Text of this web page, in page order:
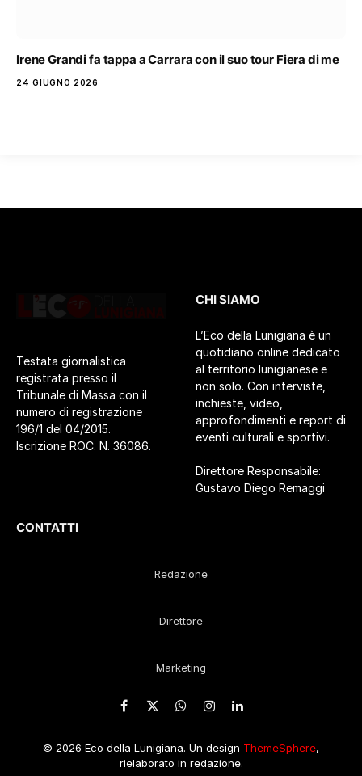
Irene Grandi fa tappa a Carrara con il suo tour Fiera di me
24 GIUGNO 2026
Testata giornalistica
registrata presso il
Tribunale di Massa con il
numero di registrazione
196/1 del 04/2015.
Iscrizione ROC. N. 36086.
CHI SIAMO
L’Eco della Lunigiana è un
quotidiano online dedicato
al territorio lunigianese e
non solo. Con interviste,
inchieste, video,
approfondimenti e report di
eventi culturali e sportivi.
Direttore Responsabile:
Gustavo Diego Remaggi
CONTATTI
Redazione
Direttore
Marketing
Facebook
X
WhatsApp
Instagram
LinkedIn
© 2026 Eco della Lunigiana. Un design ThemeSphere,
rielaborato in redazione.